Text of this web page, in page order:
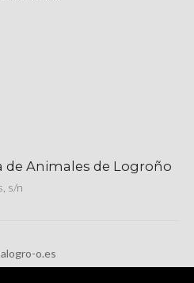
de Animales de Logroño
s/n
o.es